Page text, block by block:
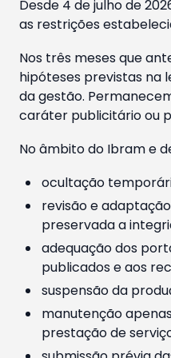
Desde 4 de julho de
as restrições
Nos três meses que
hipóteses previstas na
da gestão.
caráter publicitário ou
No âmbito do Ibram e
ocultação
revisão e
preservada a
adequação dos
publicados e aos
suspensão da
manutenção
prestação de